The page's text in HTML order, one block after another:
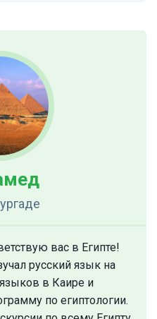
вас в Египте!
русский язык на
в Каире и
по египтологии.